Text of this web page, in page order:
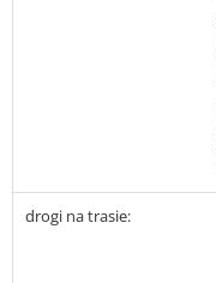
drogi na trasie: